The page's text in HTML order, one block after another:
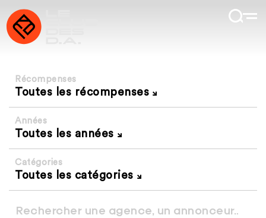
Récompenses
Toutes les récompenses
Années
Toutes les années
Catégories
Toutes les catégories